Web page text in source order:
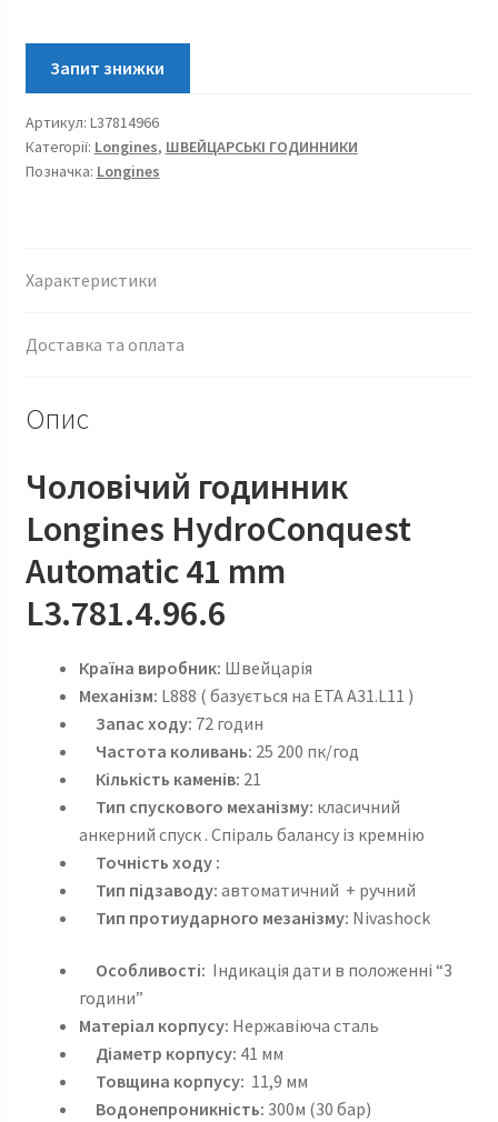
41
mm
L3.781.4.96.6
кількість
Артикул: L37814966
Категорії: Longines, ШВЕЙЦАРСЬКІ ГОДИННИКИ
Позначка: Longines
Характеристики
Доставка та оплата
Опис
Чоловічий годинник
Longines HydroConquest
Automatic 41 mm
L3.781.4.96.6
Країна виробник: Швейцарія
Механізм: L888 ( базується на ETA A31.L11 )
Запас ходу: 72 годин
Частота коливань: 25 200 пк/год
Кількість каменів: 21
Тип спускового механізму: класичний
анкерний спуск . Спіраль балансу із кремнію
Точність ходу :
Тип підзаводу: автоматичний + ручний
Тип протиударного мезанізму: Nivashock
Особливості: Індикація дати в положенні “3
години”
Матеріал корпусу: Нержавіюча сталь
Діаметр корпусу: 41 мм
Товщина корпусу: 11,9 мм
Водонепроникність: 300м (30 бар)